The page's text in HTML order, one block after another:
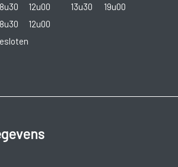
12u00 13u30
19u00
12u00